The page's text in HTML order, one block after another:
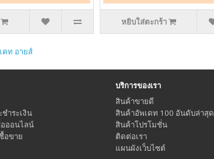
หยิบใส่ตะกร้า
คท อายส์
ำระเงิน
ออนไลน์
อขาย
บริการของเรา
สินค้าขายดี
สินค้าอัพเดท 100 อันดับล่าสุด
สินค้าโปรโมชั่น
ติดต่อเรา
แผนผังเว็บไซต์